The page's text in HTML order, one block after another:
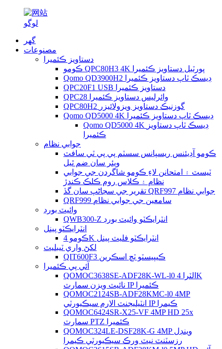
گھر
مصنوعات
دستاويز ڪئميرا
ڪومو QPC80H3 4K پورٽبل دستاويز ڪئميرا
Qomo QD3900H2 ڊيسڪ ٽاپ دستاويز ڪئميرا
QPC20F1 USB دستاويز ڪئميرا
QPC28 وائرليس دستاويز ڪئميرا
QPC80H2 گوزنيڪ دستاويز ويزولائيزر
Qomo QD5000 4K ڊيسڪ ٽاپ دستاويز ڪئميرا
Qomo QD5000 4K ڊيسڪ ٽاپ دستاويز
ڪئميرا
جوابي نظام
ڪومو آڊيئنس ريسپانس سسٽم پي پي ٽي سافٽ
ويئر سان ضم ٿيل
ٽيسٽ ۽ امتحانن لاءِ ڪومو شاگردن جي جوابي
نظام ۽ ڪلاس روم ڪلڪ ڪندڙ
تقرير جي سڃاڻپ سان گڏ QRF997 جوابي نظام
QRF999 سامعين جي جوابي نظام
وائيٽ بورڊ
QWB300-Z انٽرايڪٽو وائيٽ بورڊ
انٽرايڪٽو پينل
ڪومو 4K انٽرايڪٽو فليٽ پينل
لکڻ واري ٽيبليٽ
QIT600F3 ڪيپيسٽو ٽچ اسڪرين
آئي پي ڪئميرا
QOMOC3638SE-ADF28K-WL-l0 ​​الٽرا 4K
نائيٽ ويزن سمارٽ IP ڪئميرا
QOMOC2124SB-ADF28KMC-l0 4MP
انٽيليجنٽ الارم سيڪيورٽي IP ڪيمرا
QOMOC6424SR-X25-VF 4MP HD 25x
سمارٽ PTZ ڪئميرا
QOMOC324LE-DSF28K-G 4MP وينڊل
رزسٽنٽ نيٽ ورڪ سيڪيورٽي ڪيمرا